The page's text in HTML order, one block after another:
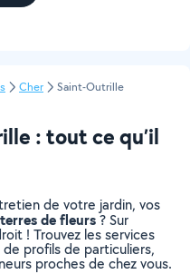
Cher Saint-Outrille
: tout ce qu’il
de votre jardin, vos
de fleurs? Sur
! Trouvez les services
de profils de particuliers,
proches de chez vous.